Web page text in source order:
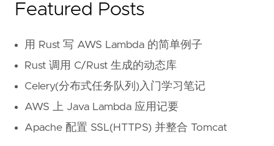
Featured Posts
用 Rust 写 AWS Lambda 的简单例子
Rust 调用 C/Rust 生成的动态库
Celery(分布式任务队列)入门学习笔记
AWS 上 Java Lambda 应用记要
Apache 配置 SSL(HTTPS) 并整合 Tomcat